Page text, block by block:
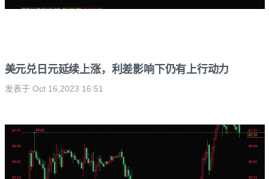
美元兑日元延续上涨，利差影响下仍有上行动力
发表于 Oct 16,2023 16:51